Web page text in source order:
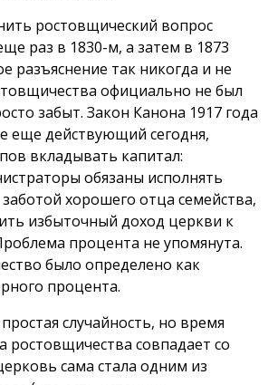
ростовщический вопрос
раз в 1830-м, а затем в 1873
разъяснение так никогда и не
официально не был
забыт. Закон Канона 1917 года
еще действующий сегодня,
вкладывать капитал:
обязаны исполнять
хорошего отца семейства,
избыточный доход церкви к
процента не упомянута.
было определено как
процента.
случайность, но время
ростовщичества совпадает со
сама стала одним из